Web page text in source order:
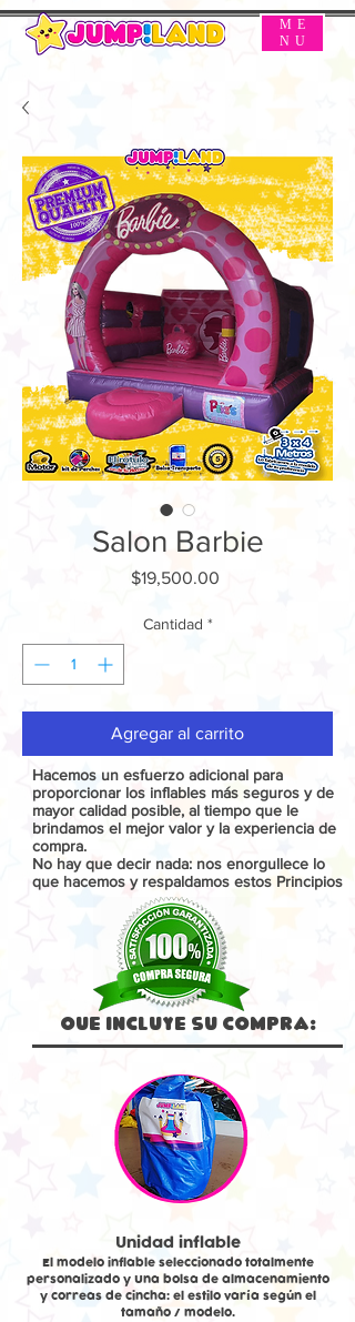
ME
NU
Salon Barbie
$19,500.00Precio
Cantidad *
Agregar al carrito
Hacemos un esfuerzo adicional para
proporcionar los inflables más seguros y de
mayor calidad posible, al tiempo que le
brindamos el mejor valor y la experiencia de
compra.
No hay que decir nada: nos enorgullece lo
que hacemos y respaldamos estos Principios
Que Incluye su compra:
Unidad inflable
El modelo inflable seleccionado totalmente
personalizado y Una bolsa de almacenamiento
y correas de cincha: el estilo varía según el
tamaño / modelo.